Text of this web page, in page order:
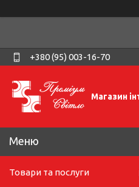
+380 (95) 003-16-70
Магазин
Товари та послуги